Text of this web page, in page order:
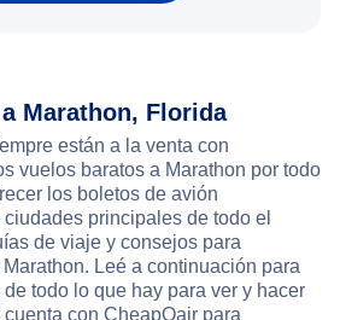
Marathon, Florida
están a la venta con
vuelos baratos a Marathon por todo
los boletos de avión
principales de todo el
de viaje y consejos para
Leé a continuación para
todo lo que hay para ver y hacer
con CheapOair para